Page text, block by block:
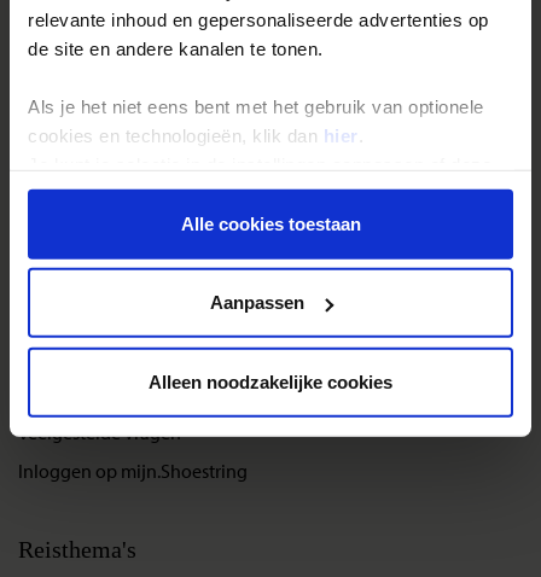
relevante inhoud en gepersonaliseerde advertenties op
de site en andere kanalen te tonen.
Als je het niet eens bent met het gebruik van optionele
cookies en technologieën, klik dan hier .
onder aan de pagina op elk gewenst moment voor de
toekomst wijzigen.Alle cookies toestaan
Aanpassen
Alleen noodzakelijke cookies
sterk af van je eigen uitgavenpatroon, souvenirs zijn mede daarom
niet inbegrepen. Zakgeld: €200-€225 p.w.
Landinformatie Marokko
Reizen met Shoestring
De belangrijkste info op een rij
Duurzaam reizen
Reis- en annuleringsvoorwaarden
Veelgestelde vragen
Inloggen op mijn.Shoestring
Reisthema's